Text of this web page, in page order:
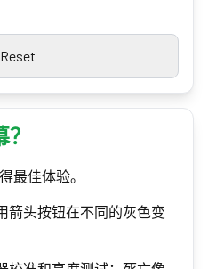
Reset
最佳体验。
箭头按钮在不同的灰色变